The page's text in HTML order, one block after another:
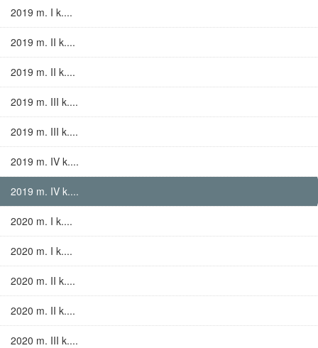
2019 m. I k....
2019 m. II k....
2019 m. II k....
2019 m. III k....
2019 m. III k....
2019 m. IV k....
2019 m. IV k....
2020 m. I k....
2020 m. I k....
2020 m. II k....
2020 m. II k....
2020 m. III k....